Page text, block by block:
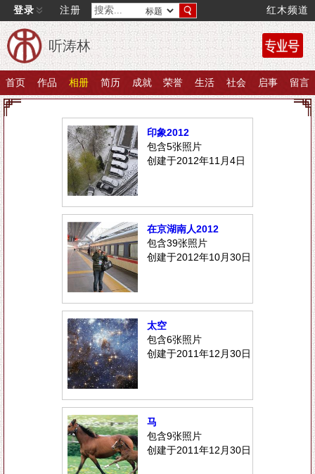
登录 注册 红木频道
听涛林
首页 作品 相册 简历 成就 荣誉 生活 社会 启事 留言
印象2012
包含5张照片
创建于2012年11月4日
在京湖南人2012
包含39张照片
创建于2012年10月30日
太空
包含6张照片
创建于2011年12月30日
马
包含9张照片
创建于2011年12月30日